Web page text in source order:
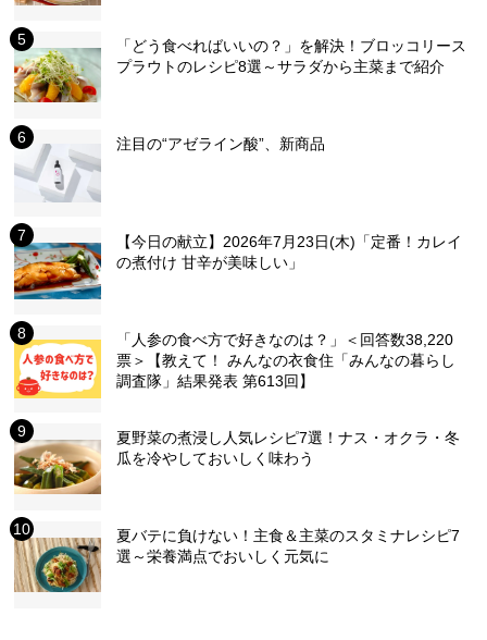
「どう食べればいいの？」を解決！ブロッコリース
プラウトのレシピ8選～サラダから主菜まで紹介
注目の“アゼライン酸”、新商品
【今日の献立】2026年7月23日(木)「定番！カレイ
の煮付け 甘辛が美味しい」
「人参の食べ方で好きなのは？」＜回答数38,220
票＞【教えて！ みんなの衣食住「みんなの暮らし
調査隊」結果発表 第613回】
夏野菜の煮浸し人気レシピ7選！ナス・オクラ・冬
瓜を冷やしておいしく味わう
夏バテに負けない！主食＆主菜のスタミナレシピ7
選～栄養満点でおいしく元気に